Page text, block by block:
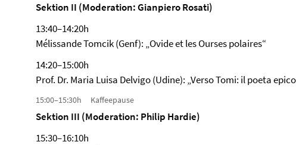
Sektion II (Moderation: Gianpiero Rosati)
13:40–14:20h
Mélissande Tomcik (Genf): „Ovide et les Ourses polaires“
14:20–15:00h
Prof. Dr. Maria Luisa Delvigo (Udine): „Verso Tomi: il poeta
15:00–15:30h Kaffeepause
Sektion III (Moderation: Philip Hardie)
15:30–16:10h